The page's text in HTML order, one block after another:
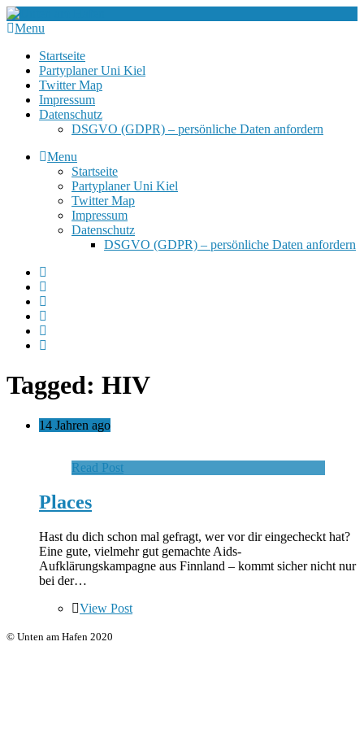
Menu
Startseite
Partyplaner Uni Kiel
Twitter Map
Impressum
Datenschutz
DSGVO (GDPR) – persönliche Daten anfordern
Menu
Startseite
Partyplaner Uni Kiel
Twitter Map
Impressum
Datenschutz
DSGVO (GDPR) – persönliche Daten anfordern
Tagged: HIV
14 Jahren ago
Read Post
Places
Hast du dich schon mal gefragt, wer vor dir eingecheckt hat?
Eine gute, vielmehr gut gemachte Aids-
Aufklärungskampagne aus Finnland – kommt sicher nicht nur
bei der…
View Post
© Unten am Hafen 2020